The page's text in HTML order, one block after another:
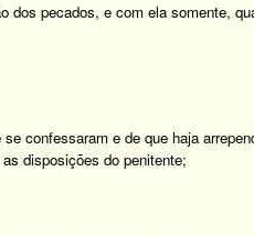
dos pecados, e com ela somente,
confessaram e de que haja
disposições do penitente;